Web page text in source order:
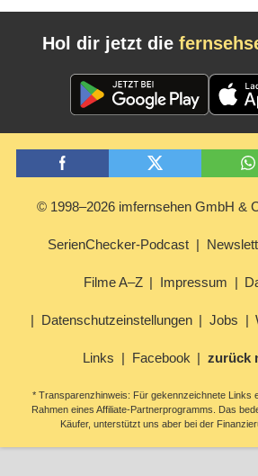
Hol dir jetzt die
© 1998–2026 imfernsehen GmbH &
SerienChecker-Podcast
Filme A–Z Impressum
Datenschutzeinstellungen Jobs
Links Facebook zurück
* Transparenzhinweis: Für gekennzeichnete Links
Rahmen eines Affiliate-Partnerprogramms. Das
Käufer, unterstützt uns aber bei der